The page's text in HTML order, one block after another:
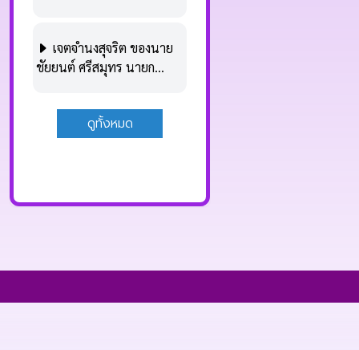
เจตจำนงสุจริต ของนาย
ชัยยนต์ ศรีสมุทร นายก
ดูทั้งหมด